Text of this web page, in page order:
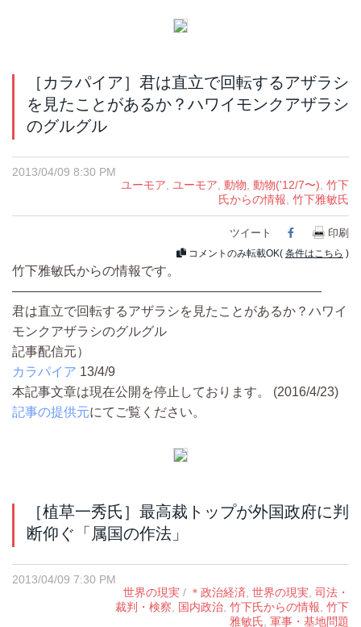
［カラパイア］君は直立で回転するアザラシ
を見たことがあるか？ハワイモンクアザラシ
のグルグル
2013/04/09 8:30 PM
ユーモア
ユーモア 動物 動物('12/7〜) 竹下
氏からの情報 竹下雅敏氏
ツイート Facebook
印刷
コメントのみ転載OK( 条件はこちら )
竹下雅敏氏からの情報です。
————————————————————————
君は直立で回転するアザラシを見たことがあるか？ハワイ
モンクアザラシのグルグル
記事配信元）
カラパイア 13/4/9
本記事文章は現在公開を停止しております。 (2016/4/23)
記事の提供元にてご覧ください。
［植草一秀氏］最高裁トップが外国政府に判
断仰ぐ「属国の作法」
2013/04/09 7:30 PM
世界の現実 / ＊政治経済, 世界の現実, 司法・
裁判・検察, 国内政治, 竹下氏からの情報, 竹下
雅敏氏, 軍事・基地問題